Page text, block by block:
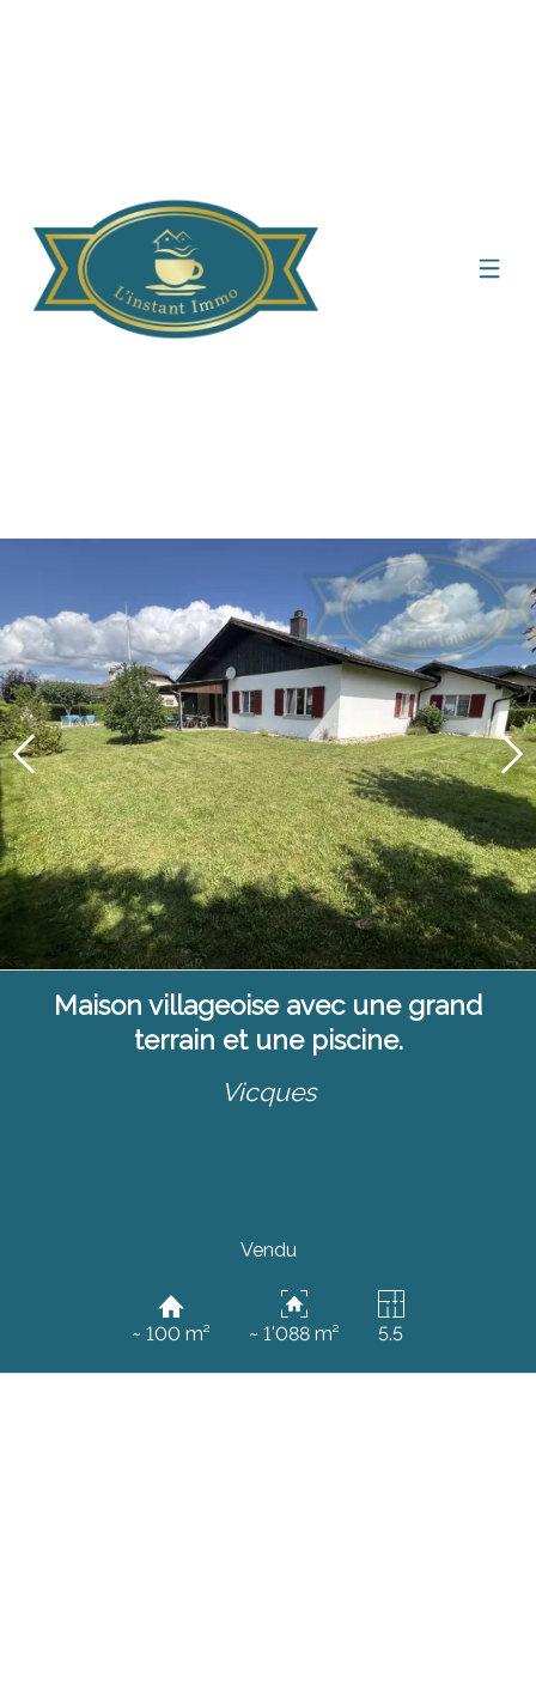
Maison villageoise avec une grand
terrain et une piscine.
Vicques
Vendu
~ 100 m² ~ 1'088 m² 5.5